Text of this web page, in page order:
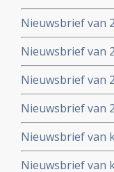
Nieuwsbrief van
Nieuwsbrief van
Nieuwsbrief van
Nieuwsbrief van
Nieuwsbrief van
Nieuwsbrief van